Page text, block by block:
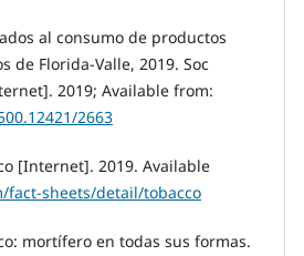
al consumo de productos
de Florida-Valle, 2019. Soc
2019; Available from:
2663
[Internet]. 2019. Available
fact-sheets/detail/tobacco
mortífero en todas sus formas.